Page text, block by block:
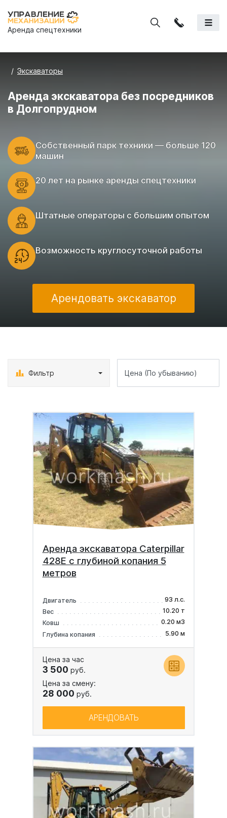
Аренда спецтехники
Экскаваторы
Аренда экскаватора без посредников
в Долгопрудном
Cобственный парк техники — больше 120
машин
20 лет на рынке аренды спецтехники
Штатные операторы с большим опытом
Возможность круглосуточной работы
Арендовать экскаватор
Фильтр
Аренда экскаватора Caterpillar
428E с глубиной копания 5
метров
Двигатель
93 л.с.
Вес
10.20 т
Ковш
0.20 м3
Глубина копания
5.90 м
Цена за час
3 500 руб.
Цена за смену:
28 000 руб.
АРЕНДОВАТЬ